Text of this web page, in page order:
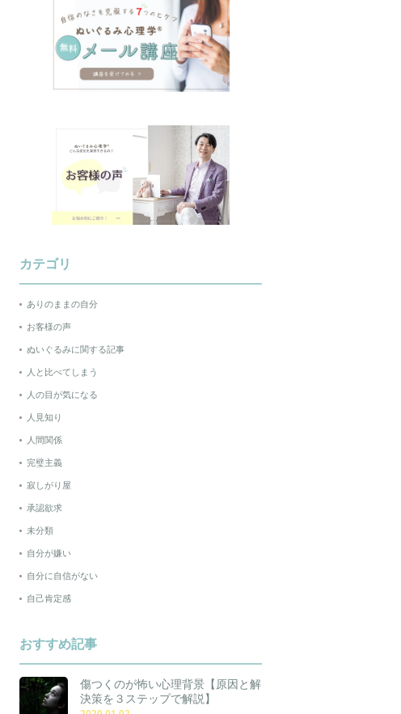
カテゴリ
ありのままの自分
お客様の声
ぬいぐるみに関する記事
人と比べてしまう
人の目が気になる
人見知り
人間関係
完璧主義
寂しがり屋
承認欲求
未分類
自分が嫌い
自分に自信がない
自己肯定感
おすすめ記事
傷つくのが怖い心理背景【原因と解
決策を３ステップで解説】